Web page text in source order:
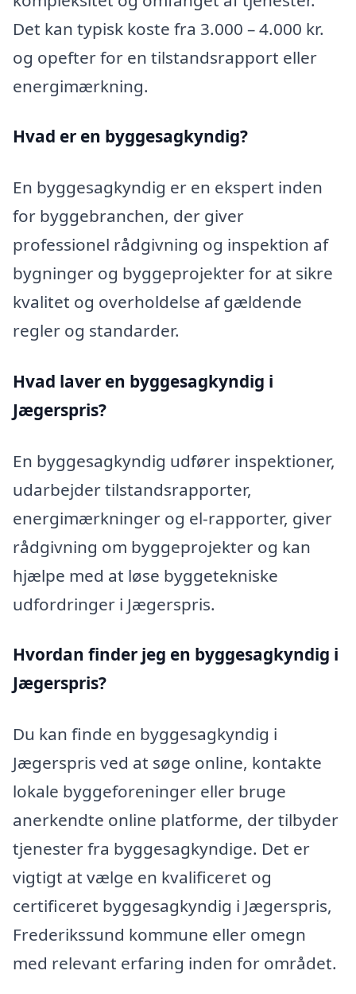
Det kan typisk koste fra 3.000 – 4.000 kr.
og opefter for en tilstandsrapport eller
energimærkning.
Hvad er en byggesagkyndig?
En byggesagkyndig er en ekspert inden
for byggebranchen, der giver
professionel rådgivning og inspektion af
bygninger og byggeprojekter for at sikre
kvalitet og overholdelse af gældende
regler og standarder.
Hvad laver en byggesagkyndig i
Jægerspris?
En byggesagkyndig udfører inspektioner,
udarbejder tilstandsrapporter,
energimærkninger og el-rapporter, giver
rådgivning om byggeprojekter og kan
hjælpe med at løse byggetekniske
udfordringer i Jægerspris.
Hvordan finder jeg en byggesagkyndig i
Jægerspris?
Du kan finde en byggesagkyndig i
Jægerspris ved at søge online, kontakte
lokale byggeforeninger eller bruge
anerkendte online platforme, der tilbyder
tjenester fra byggesagkyndige. Det er
vigtigt at vælge en kvalificeret og
certificeret byggesagkyndig i Jægerspris,
Frederikssund kommune eller omegn
med relevant erfaring inden for området.